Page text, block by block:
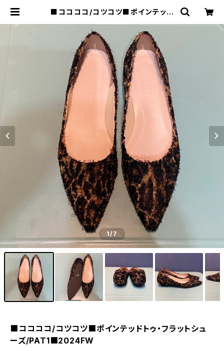
■ココココ/コツコツ■ポインテッド
4FW | raquel
1/7
■ココココ/コツコツ■ポインテッドトゥ・フラットシュ
ーズ/PAT1■2024FW